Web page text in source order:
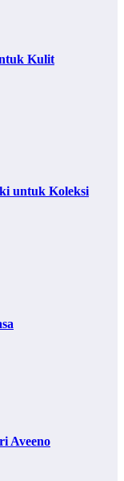
Kulit
untuk Koleksi
Aveeno